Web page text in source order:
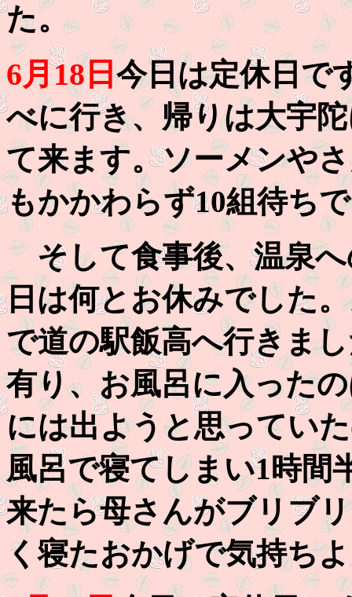
た。
6月18日今日は定休日で
べに行き、帰りは大宇
て来ます。ソーメンや
もかかわらず10組待ち
そして食事後、温泉へ
日は何とお休みでした
で道の駅飯高へ行きま
有り、お風呂に入った
には出ようと思ってい
風呂で寝てしまい1時間
来たら母さんがブリブ
く寝たおかげで気持ち